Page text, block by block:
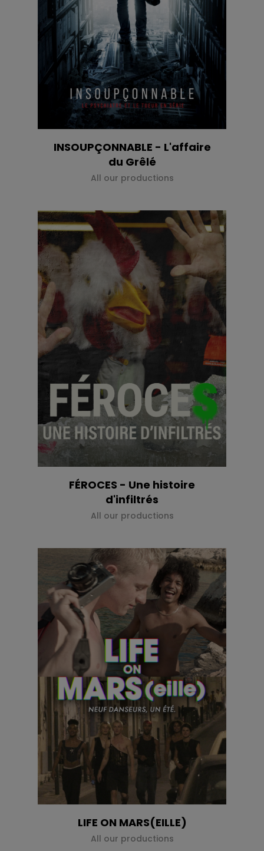
INSOUPÇONNABLE - L'affaire
du Grêlé
All our productions
FÉROCES - Une histoire
d'infiltrés
All our productions
LIFE ON MARS(EILLE)
All our productions